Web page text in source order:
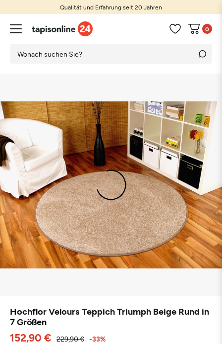
Qualität und Erfahrung seit 20 Jahren
0
Hochflor Velours Teppich Triumph Beige Rund in
7 Größen
152,90 € 229,90 € -33%